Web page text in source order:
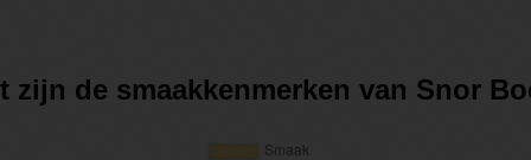
zijn de smaakkenmerken van Snor